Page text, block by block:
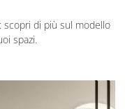
scopri di più sul modello
spazi.